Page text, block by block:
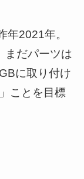
年2021年。
まだパーツは
に取り付け
ことを目標